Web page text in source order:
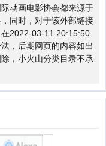
动画电影协会都来源于
同时，对于该外部链接
2022-03-11 20:15:50
，后期网页的内容如出
，小火山分类目录不承